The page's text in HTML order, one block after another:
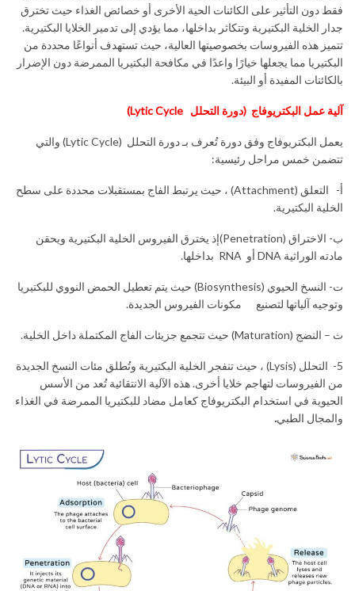
فقط دون التأثير على الكائنات الحية الأخرى أو خصائص الغذاء حيث تخترق
جدار الخلية البكتيرية وتتكاثر بداخلها، مما يؤدي إلى تدمير الخلايا البكتيرية.
تتميز هذه الفيروسات بخصوصيتها العالية، حيث تستهدف أنواعًا محددة من
البكتيريا مما يجعلها خيارًا واعدًا في مكافحة البكتيريا الممرضة دون الإضرار
بالكائنات المفيدة أو البيئة.
آلية عمل البكتريوفاج (دورة التحلل Lytic Cycle
)
يعمل البكتريوفاج وفق دورة تُعرف بـ دورة التحلل (Lytic Cycle) والتي
تتضمن خمس مراحل رئيسية:
أ- التعلق (Attachment) ، حيث يرتبط الفاج بمستقبلات محددة على سطح
الخلية البكتيرية.
ب- الاختراق (Penetration)إذ يخترق الفيروس الخلية البكتيرية ويحقن
مادته الوراثية DNA أو RNA بداخلها.
ت- النسخ الحيوي (Biosynthesis) حيث يتم تعطيل الحمض النووي للبكتيريا
وتوجيه آلياتها لتصنيع مكونات الفيروس الجديدة.
ث – النضج (Maturation) حيث تتجمع جزيئات الفاج المكتملة داخل الخلية.
5- التحلل (Lysis) ، حيث تنفجر الخلية البكتيرية وتُطلق مئات النسخ الجديدة
من الفيروسات لتهاجم خلايا أخرى. هذه الآلية الانتقائية تُعد من الأسس
الحيوية في استخدام البكتريوفاج كعامل مضاد للبكتيريا الممرضة في الغذاء
والمجال الطبي.